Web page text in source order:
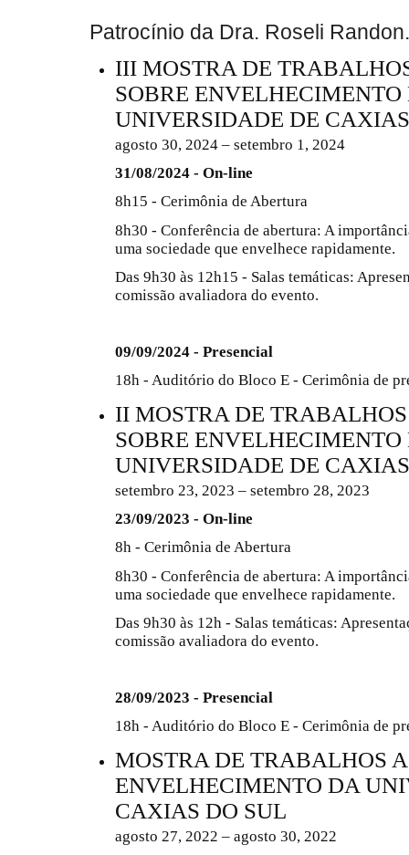
Patrocínio da Dra. Roseli Randon.
III MOSTRA DE
SOBRE
UNIVERSIDADE DE
agosto 30, 2024 – setembro 1, 2024
31/08/2024 - On-line
8h15 - Cerimônia de Abertura
8h30 - Conferência de abertura: A
uma sociedade que envelhece rapidamente.
Das 9h30 às 12h15 - Salas temáticas:
comissão avaliadora do evento.
09/09/2024 - Presencial
18h - Auditório do Bloco E - Cerimônia de
II MOSTRA DE
SOBRE
UNIVERSIDADE DE
setembro 23, 2023 – setembro 28, 2023
23/09/2023 - On-line
8h - Cerimônia de Abertura
8h30 - Conferência de abertura: A
uma sociedade que envelhece rapidamente.
Das 9h30 às 12h - Salas temáticas:
comissão avaliadora do evento.
28/09/2023 - Presencial
18h - Auditório do Bloco E - Cerimônia de
MOSTRA DE TRABALHOS
ENVELHECIMENTO DA
CAXIAS DO SUL
agosto 27, 2022 – agosto 30, 2022